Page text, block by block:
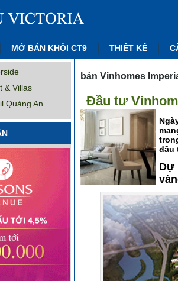
MỞ BÁN KHỐI CT9 THIẾT KẾ
& Villas
Quảng An
bán Vinhomes
Đầu tư
đầu
Dự